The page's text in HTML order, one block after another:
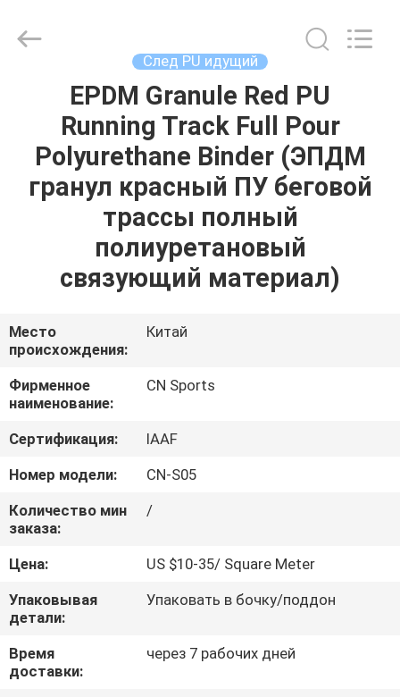
ПРОДУКТЫ
ПУТЕШЕСТВИЕ
ФАБРИКИ
ПРОВЕРКА
КАЧЕСТВА
СВЯЖИТЕСЬ
МЫ
СПРОСИТЕ
ЦИТАТУ
КАРТА
САЙТА
Materials
След PU идущий
EPDM Granule Red PU
Running Track Full Pour
Polyurethane Binder (ЭПДМ
гранул красный ПУ беговой
трассы полный
полиуретановый
связующий материал)
Место
происхождения:
Китай
Фирменное
наименование:
CN Sports
Сертификация:
IAAF
Номер модели:
CN-S05
Количество мин
заказа:
/
Цена:
US $10-35/ Square Meter
Упаковывая
детали:
Упаковать в бочку/поддон
Время
доставки:
через 7 рабочих дней